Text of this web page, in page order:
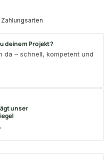
deinem Projekt?
da – schnell, kompetent und
unser